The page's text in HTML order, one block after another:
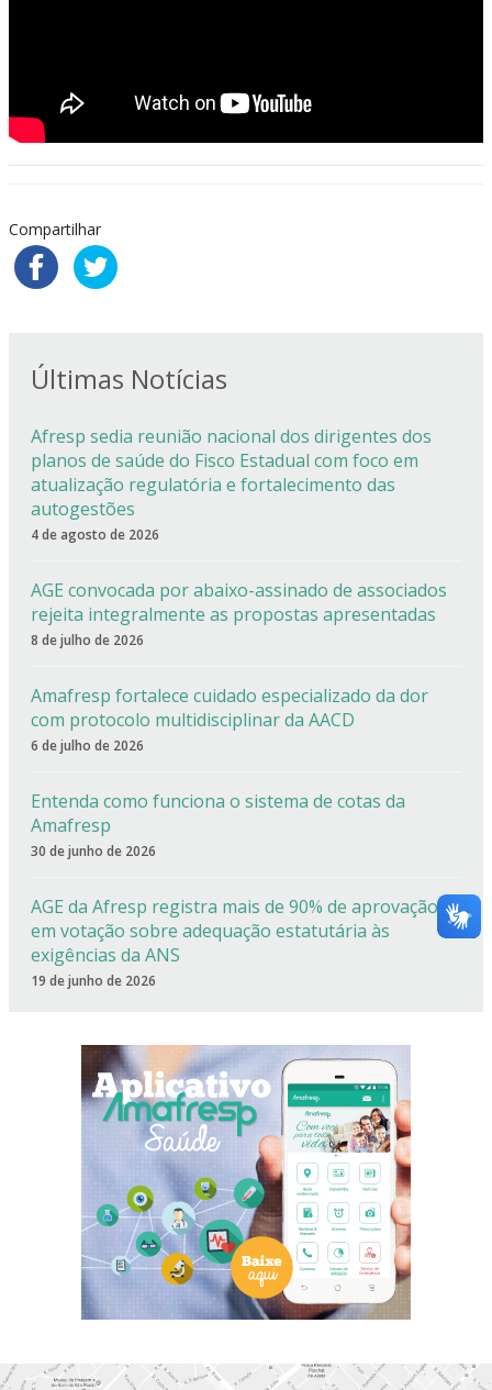
Compartilhar
Últimas Notícias
Afresp sedia reunião nacional dos dirigentes dos
planos de saúde do Fisco Estadual com foco em
atualização regulatória e fortalecimento das
autogestões
4 de agosto de 2026
AGE convocada por abaixo-assinado de associados
rejeita integralmente as propostas apresentadas
8 de julho de 2026
Amafresp fortalece cuidado especializado da dor
com protocolo multidisciplinar da AACD
6 de julho de 2026
Entenda como funciona o sistema de cotas da
Amafresp
30 de junho de 2026
AGE da Afresp registra mais de 90% de aprovação
em votação sobre adequação estatutária às
exigências da ANS
19 de junho de 2026